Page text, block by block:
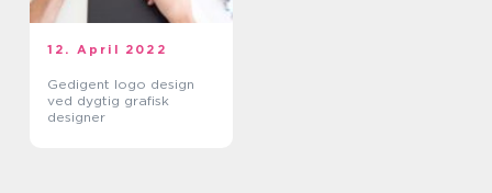
12. April 2022
Gedigent logo design
ved dygtig grafisk
designer